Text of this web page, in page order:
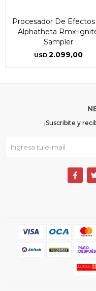
Procesador De Efectos
Alphatheta Rmx-
Sampler
USD 2.099,00
¡Suscribite y
